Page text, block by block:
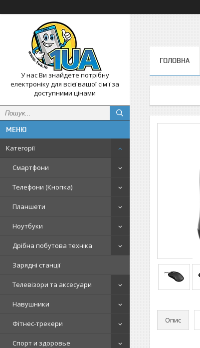
У нас Ви знайдете потрібну
електроніку для всієї вашої сім'ї за
доступними цінами
Категорії
Смартфони
Телефони (Кнопка)
Планшети
Ноутбуки
Дрібна побутова техніка
Зарядні станції
Телевізори та аксесуари
Навушники
Фітнес-трекери
Спорт и здоровье
ГОЛОВНА
Опис